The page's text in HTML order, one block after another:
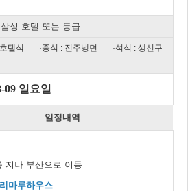
삼성 호텔 또는 동급
텔식 ·중식 : 진주냉면
·석식 : 생선구
09 일요일
일정내역
지나 부산으로 이동
마루하우스